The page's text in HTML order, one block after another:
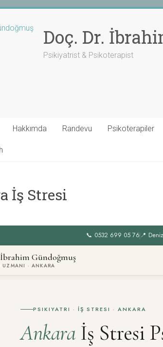
Doç. Dr.
Psikiyatrist & Psikoterapist
Hakkımda Randevu Psikoterapiler
İş Stresi